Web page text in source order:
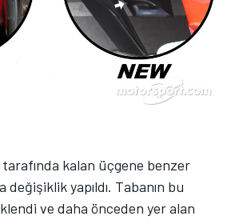
kalan üçgene benzer
değişiklik yapıldı. Tabanın bu
ve daha önceden yer alan